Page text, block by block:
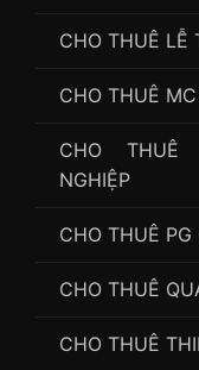
CHO THUÊ LỄ
CHO THUÊ
CHO THUÊ
NGHIỆP
CHO THUÊ
CHO THUÊ
CHO THUÊ